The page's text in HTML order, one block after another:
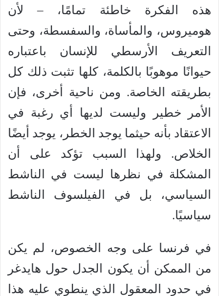
هذه الفكرة خاطئة تمامًا، – لأن
هوميروس، والمأساة، والسفسطة، وحتى
التعريف الأرسطي للإنسان باعتباره
حيوانًا موهوبًا بالكلمة، كلها تثبت ذلك كل
بطريقته الخاصة. ومن ناحية أخرى، فإن
الأمر خطير وليست لديها أي رغبة في
الاعتقاد بأنه حيثما يوجد الخطر، يوجد أيضًا
الخلاص. ولهذا السبب تؤكد على أن
المشكلة في نظرها ليست في الناشط
السياسي، بل في الفيلسوف الناشط
سياسيًا.
في فرنسا على وجه الخصوص، لم يكن
من الممكن أن يكون الجدل حول هايدغر
في حدود المعقول الذي ينطوي عليه هذا